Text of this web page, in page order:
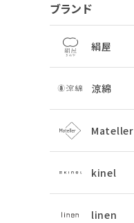
ブランド
絹屋
涼綿
Mateller
kinel
linen